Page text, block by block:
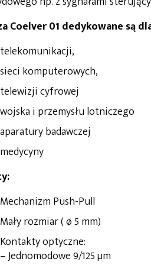
Coelver 01 dedykowane są
telekomunikacji,
sieci komputerowych,
telewizji cyfrowej
wojska i przemysłu lotniczego
aparatury badawczej
medycyny
Mechanizm Push-Pull
Mały rozmiar ( ø 5 mm)
Kontakty optyczne:
– Jednomodowe 9/125 µm